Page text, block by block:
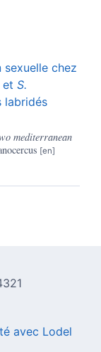
chez
et S.
labridés
mediterranean
avec Lodel